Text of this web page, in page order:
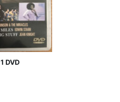
1 DVD